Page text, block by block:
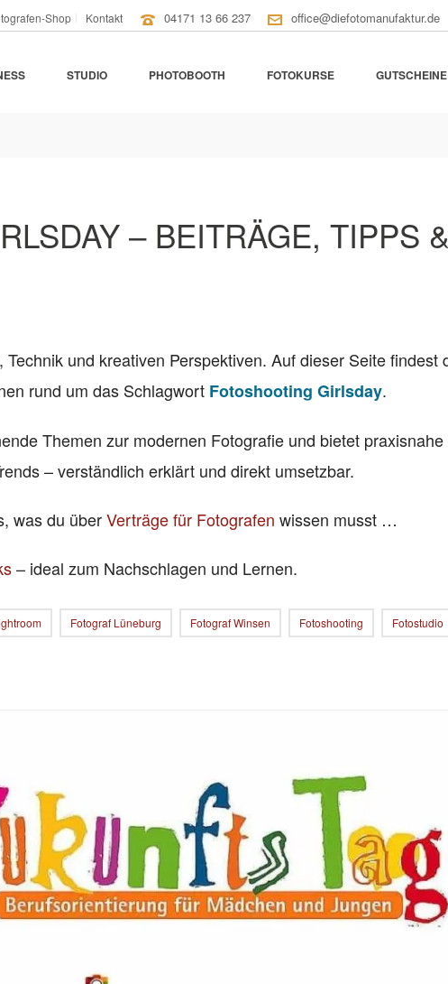
Shop Kontakt 04171 13 66 237 office@diefotomanufaktur.de
STUDIO PHOTOBOOTH FOTOKURSE GUTSCHEINE
– BEITRÄGE, TIPPS &
und kreativen Perspektiven. Auf dieser Seite findest
rund um das Schlagwort Fotoshooting Girlsday.
Themen zur modernen Fotografie und bietet praxisnahe
– verständlich erklärt und direkt umsetzbar.
was du überVerträge für Fotografen wissen musst …
– ideal zum Nachschlagen und Lernen.
Fotograf Lüneburg Fotograf Winsen Fotoshooting Fotostudio